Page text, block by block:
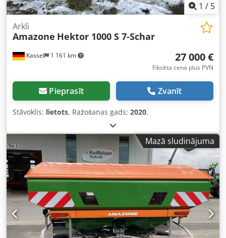
1 / 5
Kassel 1 161 km
Arkli
Amazone Hektor 1000 S 7-Schar
27 000 €
Fiksēta cena plus PVN
Pieprasīt Zvanīt
Stāvoklis: lietots, Ražošanas gads: 2020,
Mazā sludinājuma